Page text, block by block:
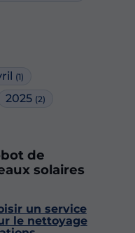
(1)
2025 (2)
de
solaires
un service
le nettoyage